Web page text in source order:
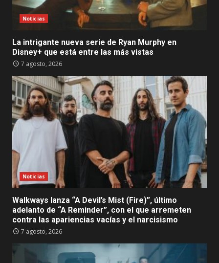
Noticias
La intrigante nueva serie de Ryan Murphy en
Disney+ que está entre las más vistas
7 agosto, 2026
Noticias
Walkways lanza “A Devil’s Mist (Fire)”, último
adelanto de “A Reminder”, con el que arremeten
contra las apariencias vacías y el narcisismo
7 agosto, 2026